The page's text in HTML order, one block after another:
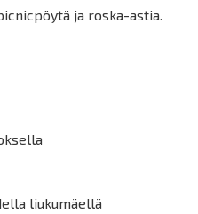
ja roska-astia.
liukumäellä